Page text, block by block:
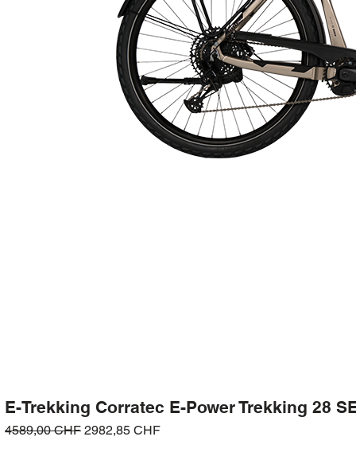
E-Trekking Corratec E-Power Trekking 28
Prezzo regolare
4589,00 CHF Prezzo scontato
2982,85 CHF